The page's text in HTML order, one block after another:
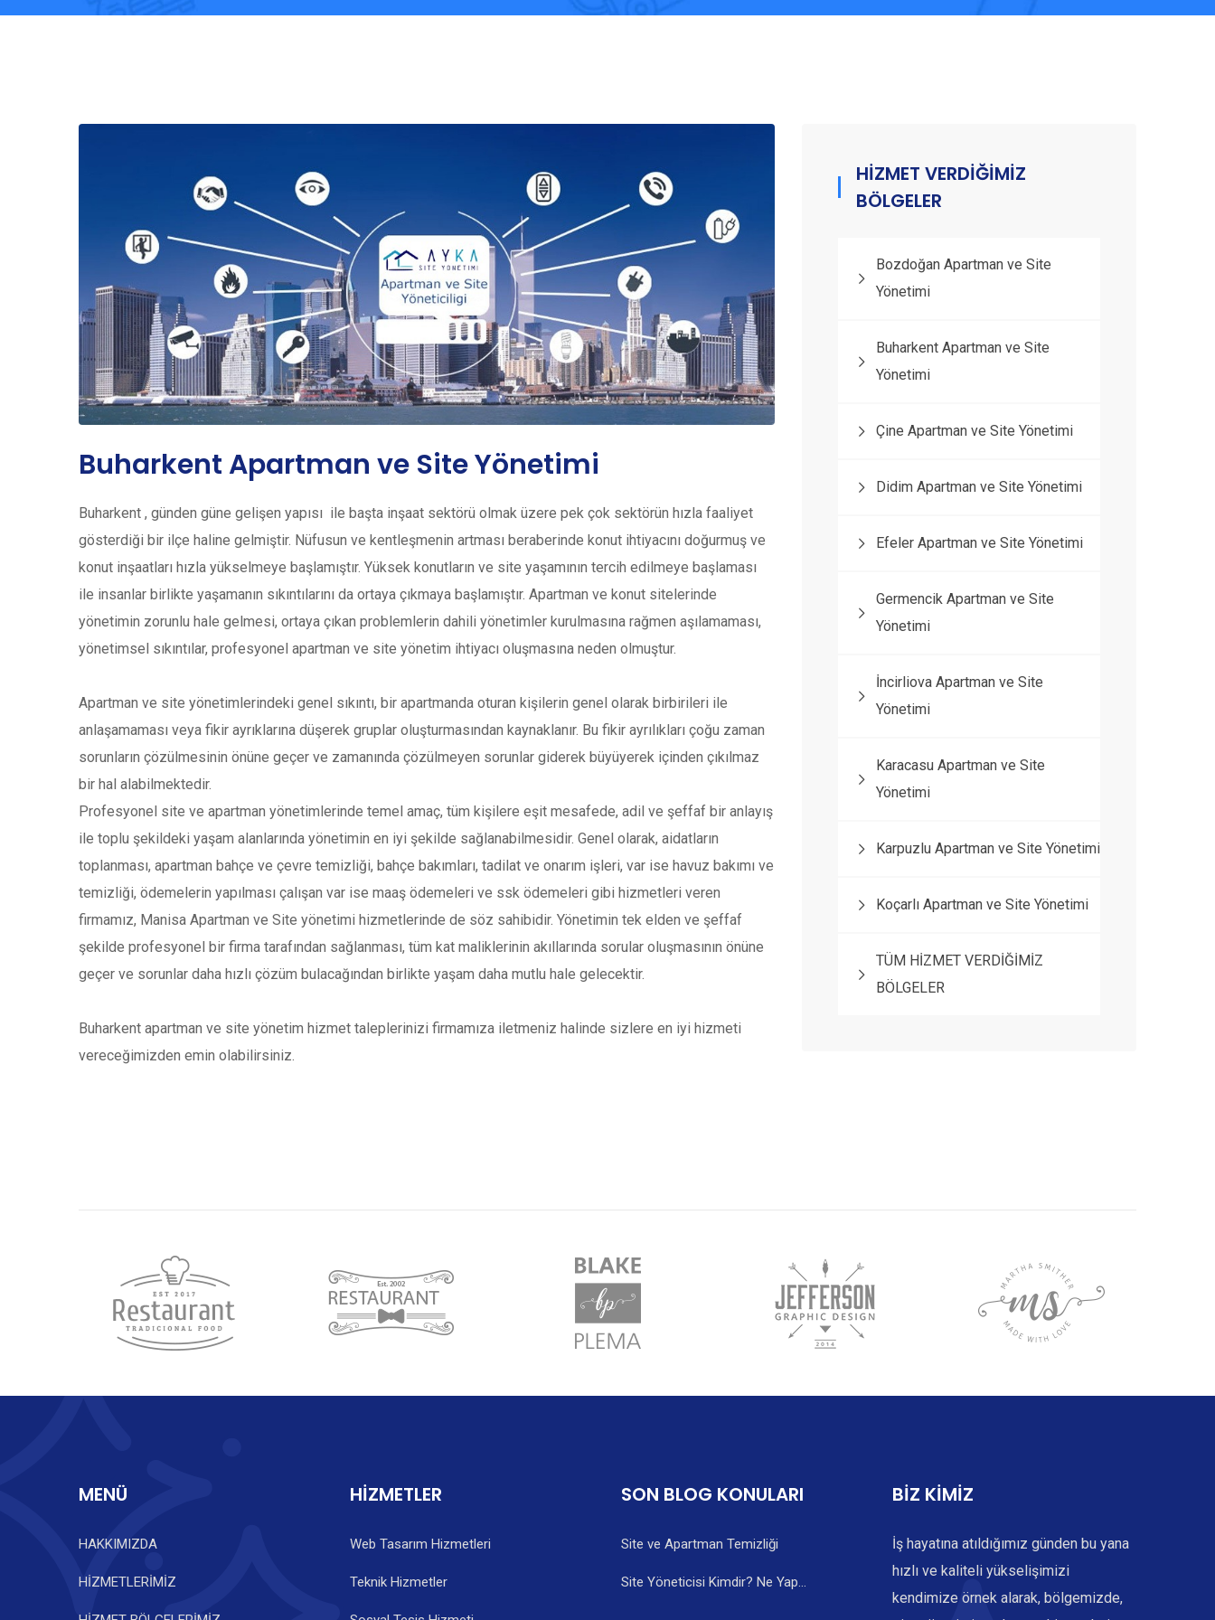
Buharkent Apartman ve Site Yönetimi
Buharkent , günden güne gelişen yapısı ile başta inşaat sektörü olmak üzere pek çok sektörün hızla faaliyet
gösterdiği bir ilçe haline gelmiştir. Nüfusun ve kentleşmenin artması beraberinde konut ihtiyacını doğurmuş ve
konut inşaatları hızla yükselmeye başlamıştır. Yüksek konutların ve site yaşamının tercih edilmeye başlaması
ile insanlar birlikte yaşamanın sıkıntılarını da ortaya çıkmaya başlamıştır. Apartman ve konut sitelerinde
yönetimin zorunlu hale gelmesi, ortaya çıkan problemlerin dahili yönetimler kurulmasına rağmen aşılamaması,
yönetimsel sıkıntılar, profesyonel apartman ve site yönetim ihtiyacı oluşmasına neden olmuştur.
Apartman ve site yönetimlerindeki genel sıkıntı, bir apartmanda oturan kişilerin genel olarak birbirileri ile
anlaşamaması veya fikir ayrıklarına düşerek gruplar oluşturmasından kaynaklanır. Bu fikir ayrılıkları çoğu zaman
sorunların çözülmesinin önüne geçer ve zamanında çözülmeyen sorunlar giderek büyüyerek içinden çıkılmaz
bir hal alabilmektedir.
Profesyonel site ve apartman yönetimlerinde temel amaç, tüm kişilere eşit mesafede, adil ve şeffaf bir anlayış
ile toplu şekildeki yaşam alanlarında yönetimin en iyi şekilde sağlanabilmesidir. Genel olarak, aidatların
toplanması, apartman bahçe ve çevre temizliği, bahçe bakımları, tadilat ve onarım işleri, var ise havuz bakımı ve
temizliği, ödemelerin yapılması çalışan var ise maaş ödemeleri ve ssk ödemeleri gibi hizmetleri veren
firmamız, Manisa Apartman ve Site yönetimi hizmetlerinde de söz sahibidir. Yönetimin tek elden ve şeffaf
şekilde profesyonel bir firma tarafından sağlanması, tüm kat maliklerinin akıllarında sorular oluşmasının önüne
geçer ve sorunlar daha hızlı çözüm bulacağından birlikte yaşam daha mutlu hale gelecektir.
Buharkent apartman ve site yönetim hizmet taleplerinizi firmamıza iletmeniz halinde sizlere en iyi hizmeti
vereceğimizden emin olabilirsiniz.
HİZMET VERDİĞİMİZ
BÖLGELER
Bozdoğan Apartman ve Site
Yönetimi
Buharkent Apartman ve Site
Yönetimi
Çine Apartman ve Site Yönetimi
Didim Apartman ve Site Yönetimi
Efeler Apartman ve Site Yönetimi
Germencik Apartman ve Site
Yönetimi
İncirliova Apartman ve Site
Yönetimi
Karacasu Apartman ve Site
Yönetimi
Karpuzlu Apartman ve Site Yönetimi
Koçarlı Apartman ve Site Yönetimi
TÜM HİZMET VERDİĞİMİZ
BÖLGELER
MENÜ
HAKKIMIZDA
HİZMETLERİMİZ
HİZMETLER
Web Tasarım Hizmetleri
Teknik Hizmetler
SON BLOG KONULARI
Site ve Apartman Temizliği
Site Yöneticisi Kimdir? Ne Yap...
BİZ KİMİZ
İş hayatına atıldığımız günden bu yana
hızlı ve kaliteli yükselişimizi
kendimize örnek alarak, bölgemizde,